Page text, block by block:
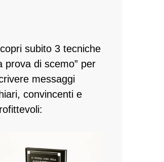
subito 3 tecniche
prova di scemo” per
messaggi
convincenti e